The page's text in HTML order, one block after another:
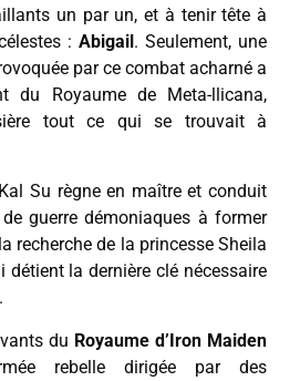
un par un, et à tenir tête à
: Abigail. Seulement, une
par ce combat acharné a
du Royaume de Meta-llicana,
tout ce qui se trouvait à
Su règne en maître et conduit
guerre démoniaques à former
recherche de la princesse Sheila
détient la dernière clé nécessaire
du Royaume d’Iron Maiden
rebelle dirigée par des